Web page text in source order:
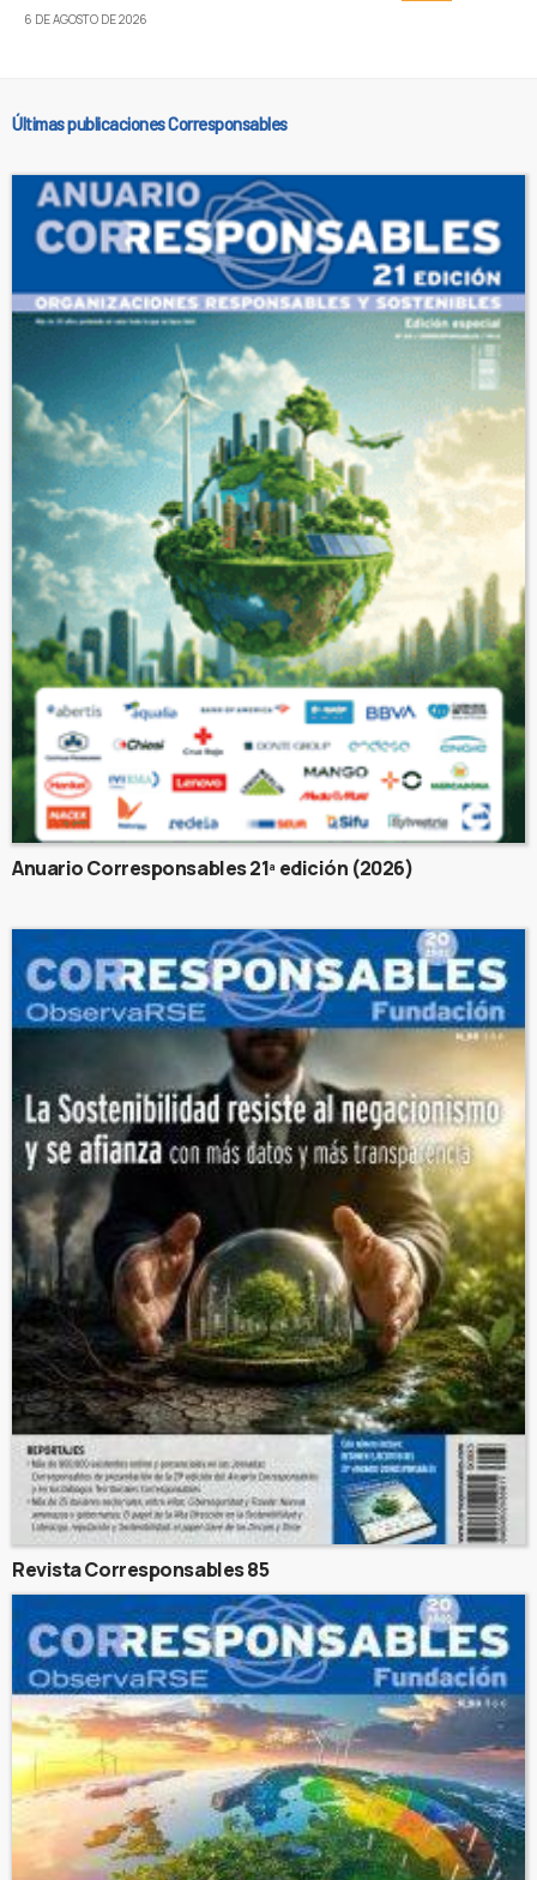
6 DE AGOSTO DE 2026
Últimas publicaciones Corresponsables
Anuario Corresponsables 21ª edición (2026)
Revista Corresponsables 85